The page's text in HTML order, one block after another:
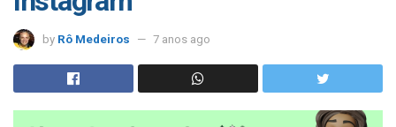
by Rô Medeiros 7 anos ago